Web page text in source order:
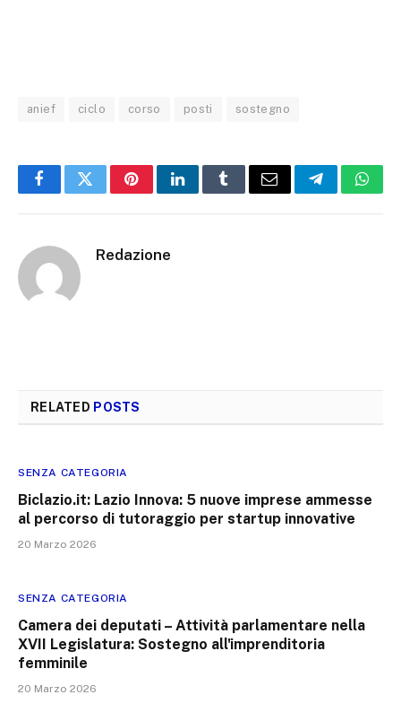
anief ciclo corso posti sostegno
FacebookTwitterPinterestLinkedInTumblrEmail Telegram
Redazione
RELATED POSTS
SENZA CATEGORIA
Biclazio.it: Lazio Innova: 5 nuove imprese ammesse
al percorso di tutoraggio per startup innovative
20 Marzo 2026
SENZA CATEGORIA
Camera dei deputati – Attività parlamentare nella
XVII Legislatura: Sostegno all'imprenditoria
femminile
20 Marzo 2026